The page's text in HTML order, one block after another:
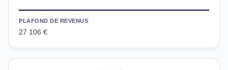
PLAFOND DE REVENUS
27 106 €